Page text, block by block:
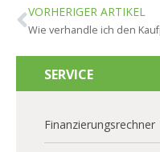
VORHERIGER ARTIKEL
SERVICE
Finanzierungsrechner